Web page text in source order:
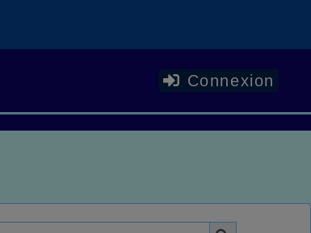
Connexion